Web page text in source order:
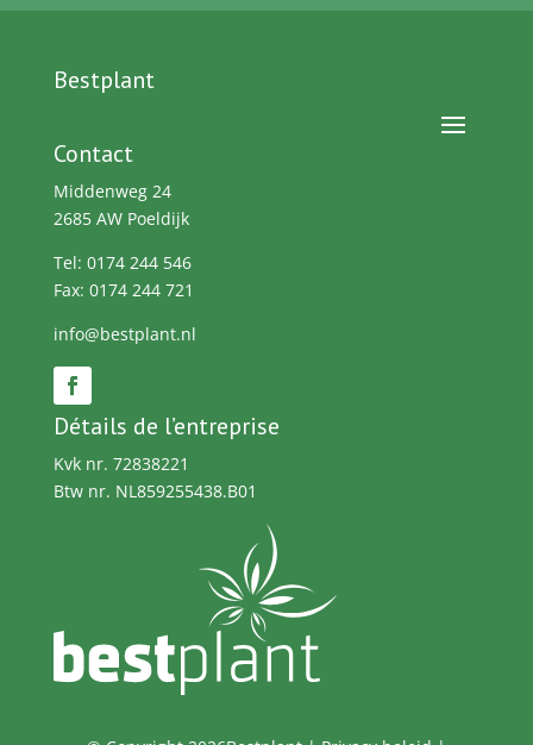
Bestplant
Contact
Middenweg 24
2685 AW Poeldijk
Tel: 0174 244 546
Fax: 0174 244 721
info@bestplant.nl
Détails de l’entreprise
Kvk nr. 72838221
Btw nr. NL859255438.B01